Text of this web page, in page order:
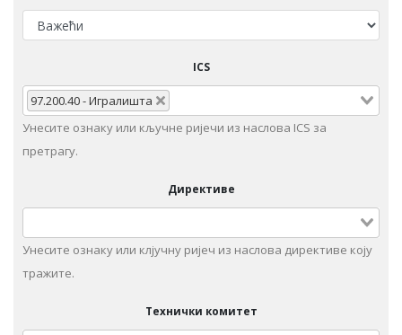
ICS
97.200.40 - Игрaлиштa
Унесите ознаку или кључне ријечи из наслова ICS за
претрагу.
Директиве
Унесите ознаку или клјучну ријеч из наслова директиве коју
тражите.
Технички комитет